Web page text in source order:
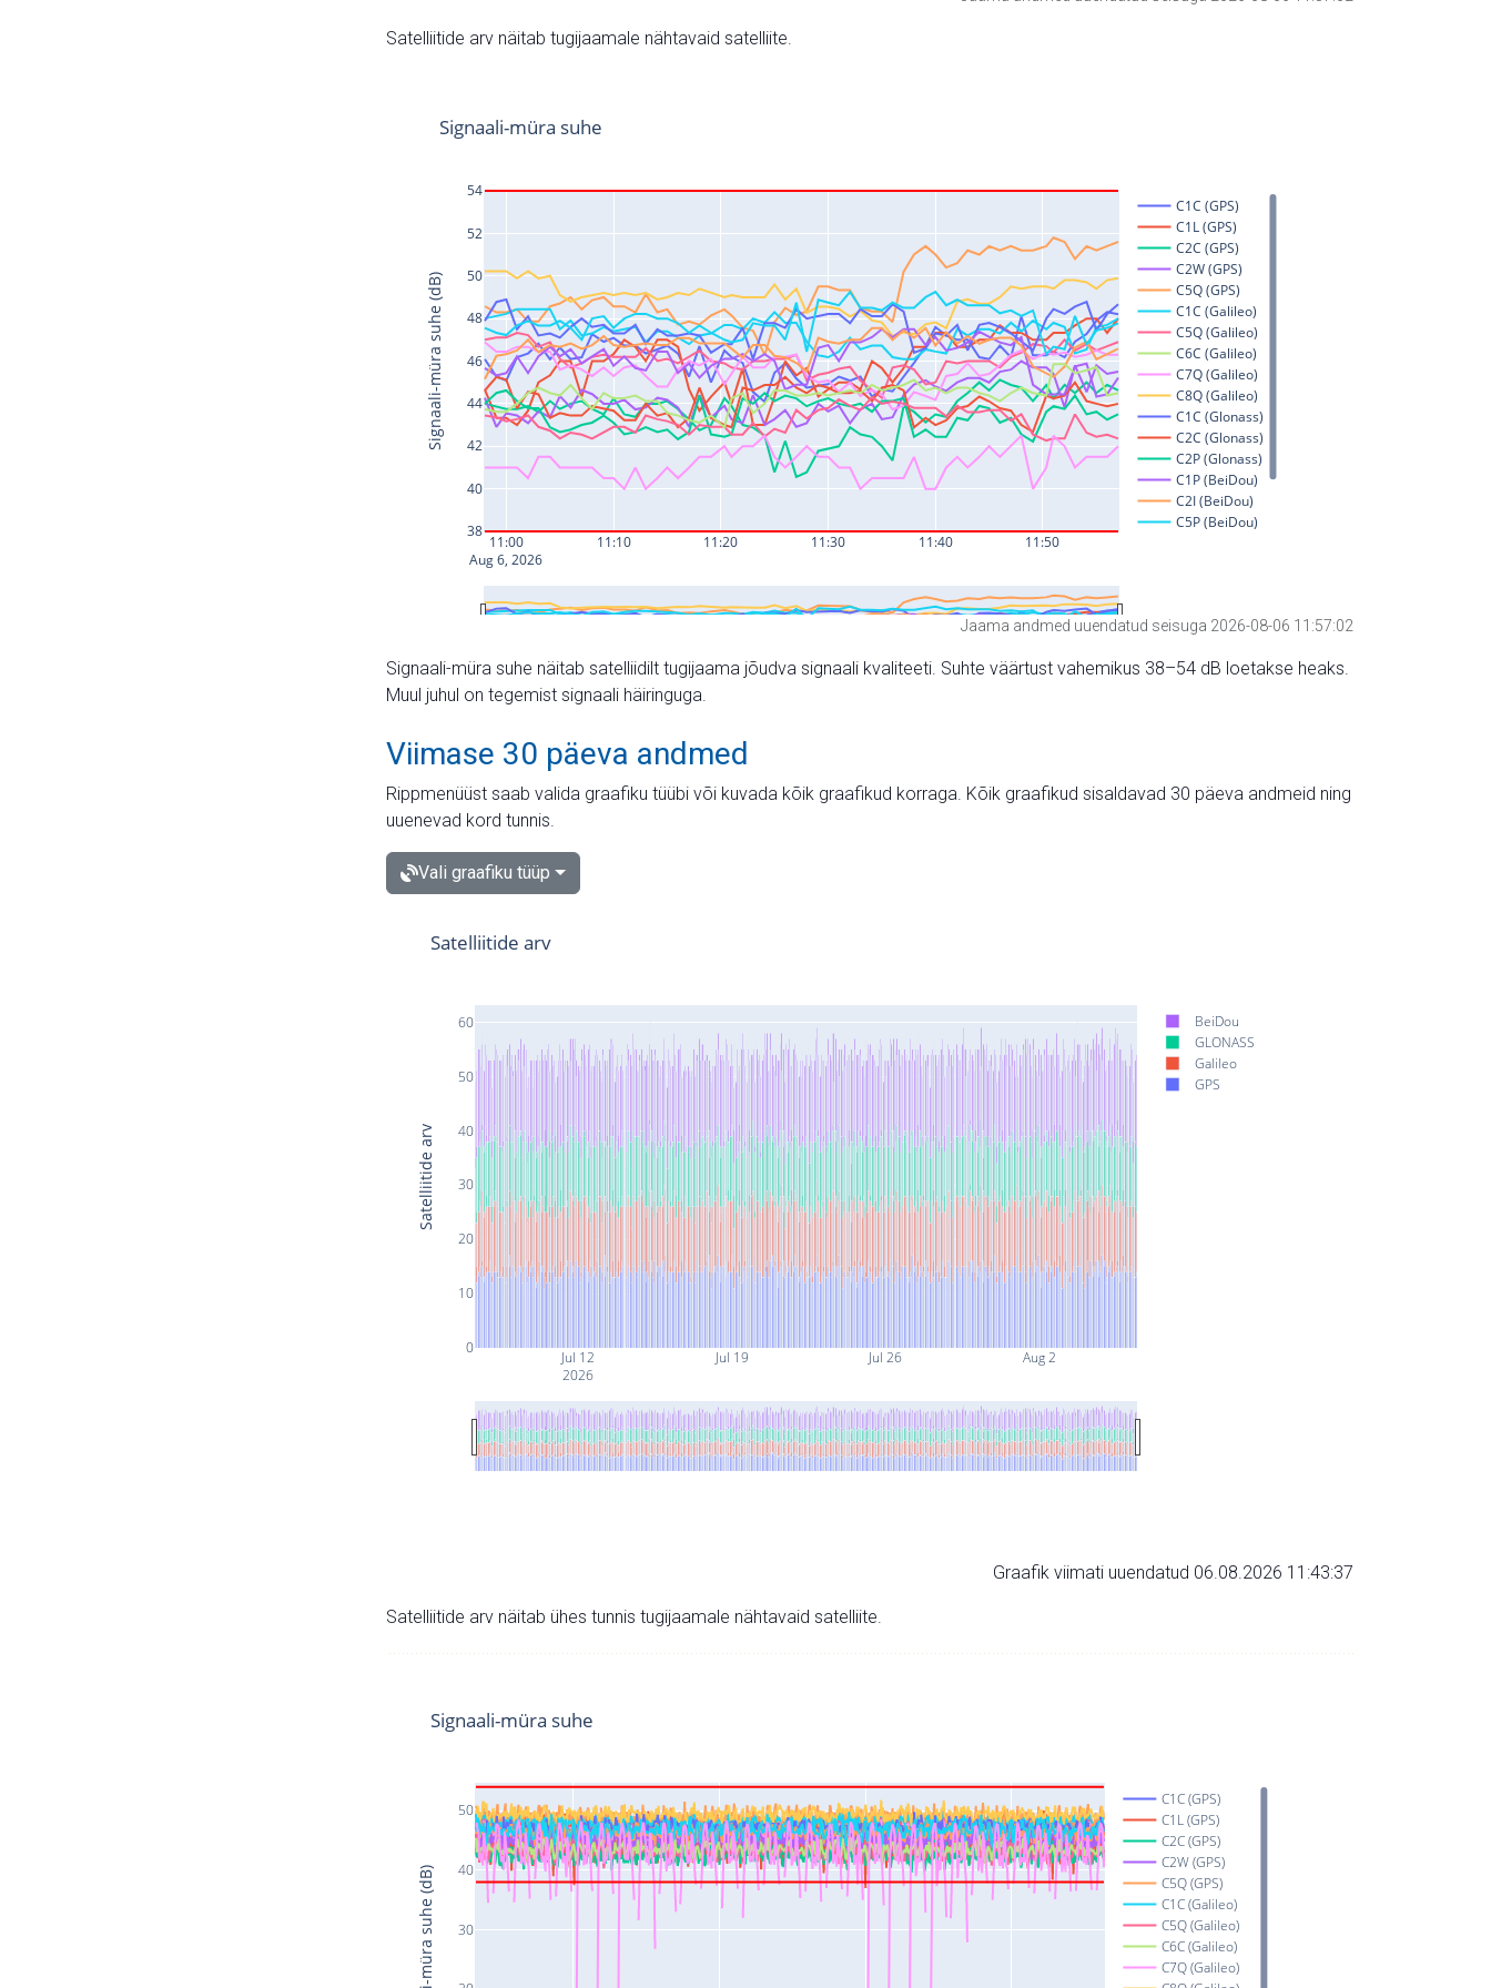
Satelliitide arv näitab tugijaamale nähtavaid satelliite.
Jaama andmed uuendatud seisuga 2026-08-06 11:57:02
Signaali-müra suhe näitab satelliidilt tugijaama jõudva signaali kvaliteeti. Suhte väärtust vahemikus 38–54 dB loetakse heaks.
Muul juhul on tegemist signaali häiringuga.
Viimase 30 päeva andmed
Rippmenüüst saab valida graafiku tüübi või kuvada kõik graafikud korraga. Kõik graafikud sisaldavad 30 päeva andmeid ning
uuenevad kord tunnis.
Vali graafiku tüüp
Jul 12
2026
Jul 19 Jul 26 Aug 2
0
10
20
30
40
50
60
BeiDou
GLONASS
Galileo
GPS
Satelliitide arv
Satelliitide arv
Graafik viimati uuendatud 06.08.2026 11:43:37
Satelliitide arv näitab ühes tunnis tugijaamale nähtavaid satelliite.
30
40
50
C1C (GPS)
C1L (GPS)
C2C (GPS)
C2W (GPS)
C5Q (GPS)
C1C (Galileo)
C5Q (Galileo)
C6C (Galileo)
C7Q (Galileo)
Signaali-müra suhe